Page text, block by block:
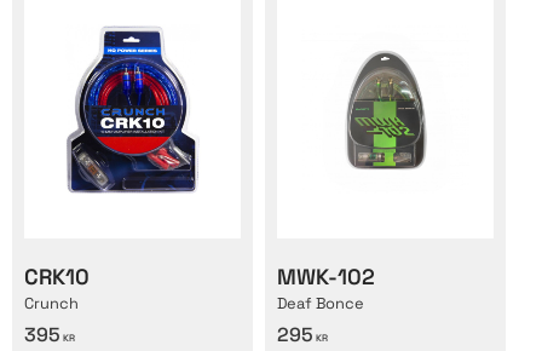
CRK10
Crunch
395 KR
MWK-102
Deaf Bonce
295 KR